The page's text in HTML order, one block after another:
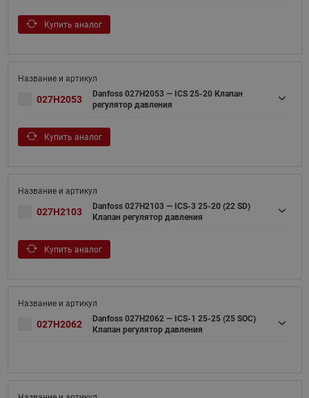
Купить аналог
027H2053
Danfoss 027H2053 — ICS 25-20 Клапан
регулятор давления
Купить аналог
027H2103
Danfoss 027H2103 — ICS-3 25-20 (22 SD)
Клапан регулятор давления
Купить аналог
027H2062
Danfoss 027H2062 — ICS-1 25-25 (25 SOC)
Клапан регулятор давления